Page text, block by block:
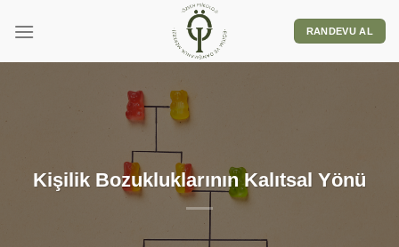
RANDEVU AL
Kişilik Bozukluklarının Kalıtsal Yönü